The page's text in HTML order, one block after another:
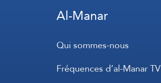
Al-Manar
Qui sommes-nous
Fréquences d’al-Manar TV